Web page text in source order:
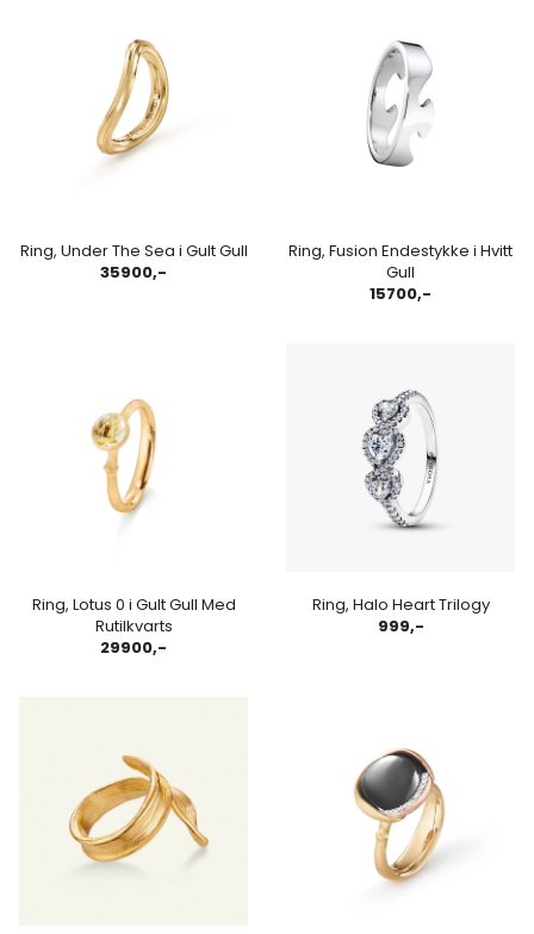
Ring, Under The Sea i Gult Gull
35900,-
Ring, Fusion Endestykke i Hvitt
Gull
15700,-
Ring, Lotus 0 i Gult Gull Med
Rutilkvarts
29900,-
Ring, Halo Heart Trilogy
999,-